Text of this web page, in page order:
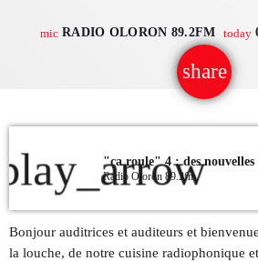
QUI SOMMES NOUS ?
ADHÉRER OU SOUTENIR
Archives
mic RADIO OLORON 89.2FM today
share
email
"ça roule" 4 : des nouvelles
Radio Oloron 89.2fm
Bonjour auditrices et auditeurs et
la louche, de notre cuisine radiophonique